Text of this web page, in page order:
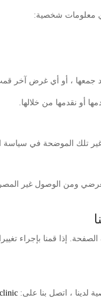
أي معلومات شخصية:
جمعها ، أو أي غرض آخر
أو نقدمها من خلالها.
تلك الموضحة في سياسة
ومن الوصول غير
إذا قمنا بإجراء
لدينا ، اتصل بنا على: